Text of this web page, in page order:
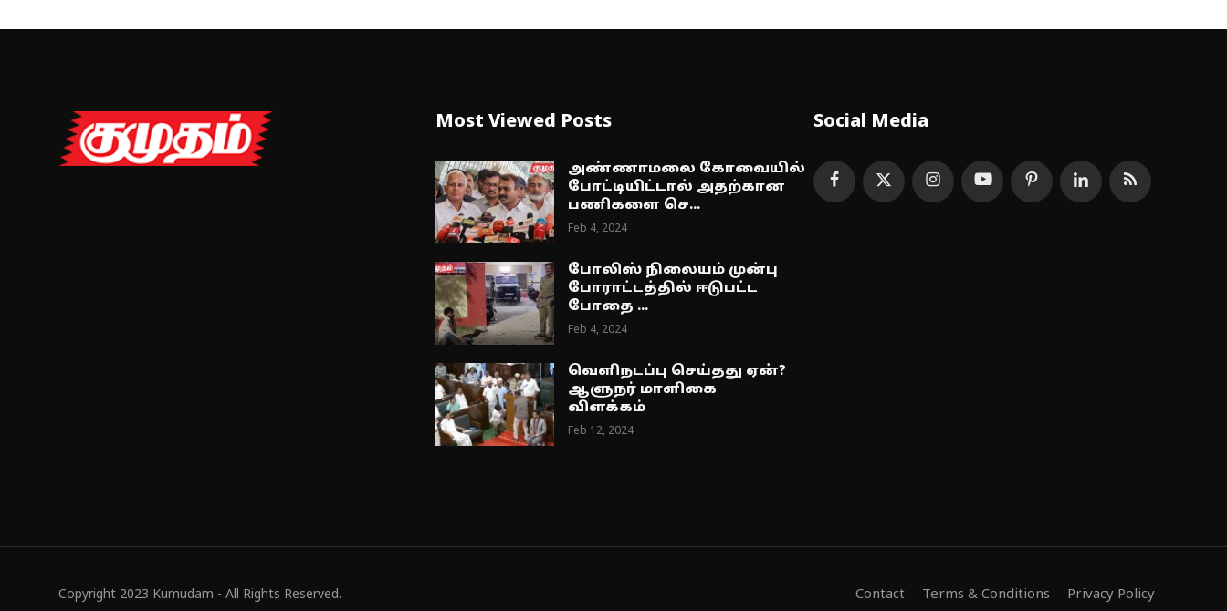
Most Viewed Posts
அண்ணாமலை கோவையில்
போட்டியிட்டால் அதற்கான
பணிகளை செ...
Feb 4, 2024
போலிஸ் நிலையம் முன்பு
போராட்டத்தில் ஈடுபட்ட
போதை ...
Feb 4, 2024
வெளிநடப்பு செய்தது ஏன்?
ஆளுநர் மாளிகை
விளக்கம்
Feb 12, 2024
Social Media
Copyright 2023 Kumudam - All Rights Reserved. Contact Terms & Conditions Privacy Policy